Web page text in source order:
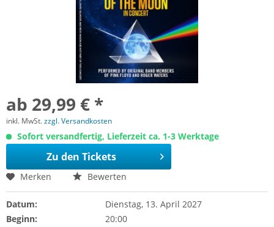
ab 29,99 € *
inkl. MwSt.zzgl. Versandkosten
Sofort versandfertig, Lieferzeit ca. 1-3 Werktage
Zu den Tickets
Merken Bewerten
Datum:
Dienstag, 13. April 2027
Beginn:
20:00